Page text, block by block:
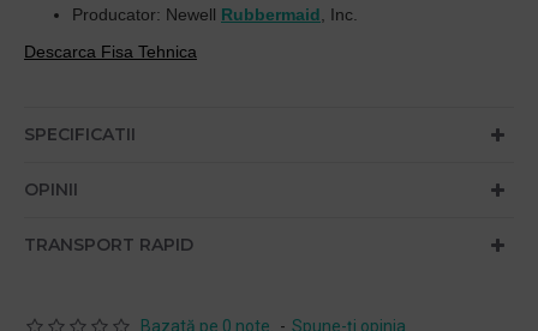
Producator: Newell Rubbermaid , Inc.
Descarca Fisa Tehnica
SPECIFICATII
OPINII
TRANSPORT RAPID
Bazată pe 0 note. - Spune-ţi opinia